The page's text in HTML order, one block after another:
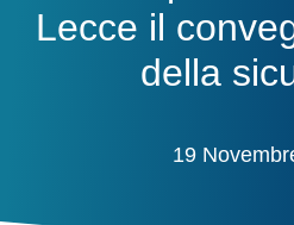
Lecce il
della
19